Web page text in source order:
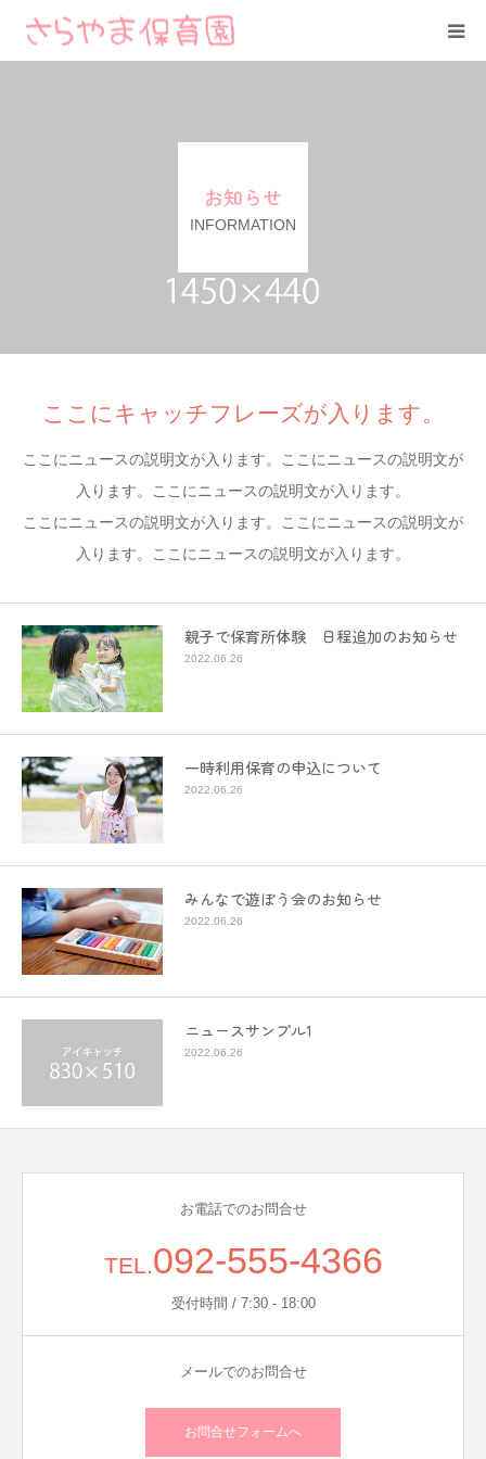
お知らせ
INFORMATION
ここにキャッチフレーズが入ります。
ここにニュースの説明文が入ります。ここにニュースの説明文が
入ります。ここにニュースの説明文が入ります。
ここにニュースの説明文が入ります。ここにニュースの説明文が
入ります。ここにニュースの説明文が入ります。
親子で保育所体験 日程追加のお知らせ
2022.06.26
一時利用保育の申込について
2022.06.26
みんなで遊ぼう会のお知らせ
2022.06.26
ニュースサンプル1
2022.06.26
お電話でのお問合せ
TEL. 092-555-4366
受付時間 / 7:30 - 18:00
メールでのお問合せ
お問合せフォームへ